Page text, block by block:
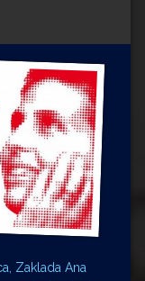
Zaklada Ana